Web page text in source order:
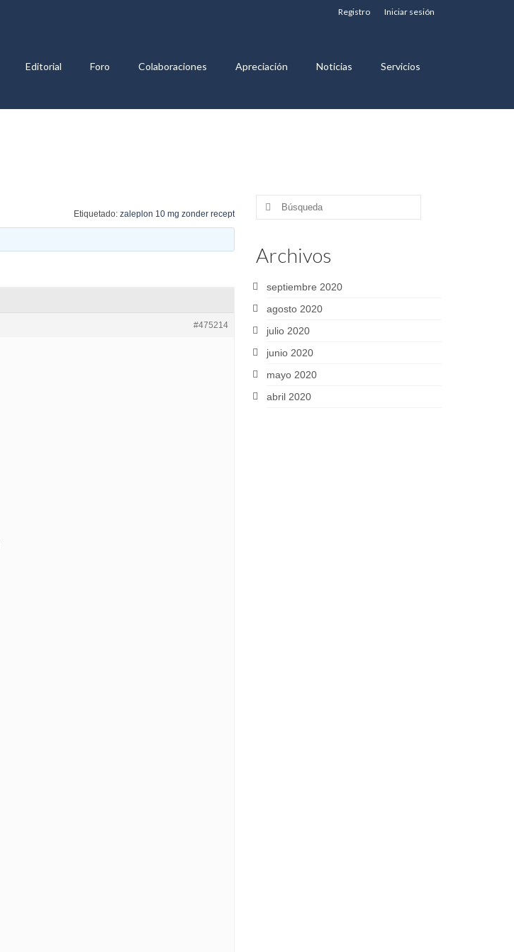
Registro Iniciar sesión
Editorial Foro Colaboraciones Apreciación Noticias Servicios
Etiquetado: zaleplon 10 mg zonder recept
#475214
Buscar
Archivos
septiembre 2020
agosto 2020
julio 2020
junio 2020
mayo 2020
abril 2020